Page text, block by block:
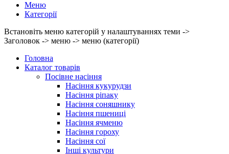
Меню
Категорії
Встановіть меню категорій у налаштуваннях теми ->
Заголовок -> меню -> меню (категорії)
Головна
Каталог товарів
Посівне насіння
Насіння кукурудзи
Насіння ріпаку
Насіння соняшнику
Насіння пшениці
Насіння ячменю
Насіння гороху
Насіння сої
Інші культури